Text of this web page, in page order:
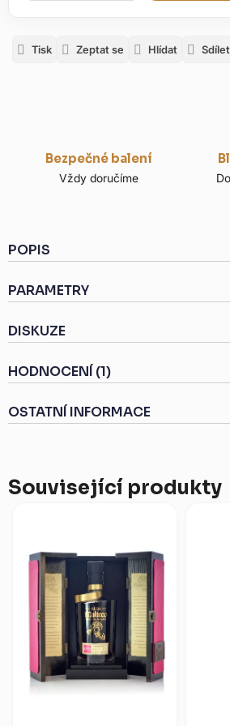
Tisk Zeptat se Hlídat Sdílet
Bezpečné balení
Vždy doručíme
POPIS
PARAMETRY
DISKUZE
HODNOCENÍ (1)
OSTATNÍ INFORMACE
Související produkty